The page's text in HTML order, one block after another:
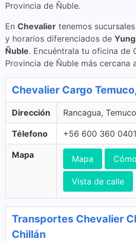
Provincia de Ñuble.
En Chevalier tenemos
y horarios diferenciados de
Ñuble. Encuéntrala tu oficina de
Provincia de Ñuble más cercana
Chevalier Cargo
Dirección Rancagua,
Télefono +56 600 360 0401
Mapa Mapa
Vista de calle
Transportes Chevalier
Chillán